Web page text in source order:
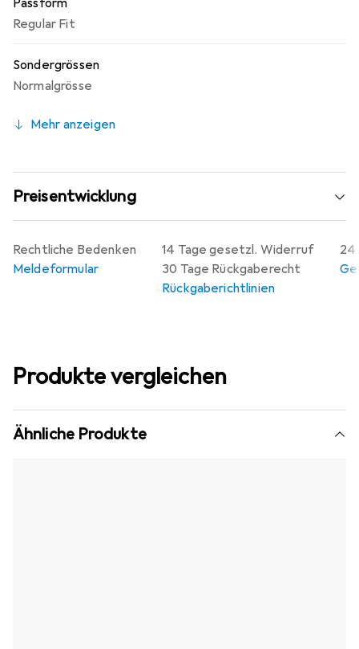
Passform
Regular Fit
Sondergrössen
Normalgrösse
Mehr anzeigen
Preisentwicklung
14 Tage gesetzl. Widerruf
30 Tage Rückgaberecht
Rückgaberichtlinien
24
Rechtliche Bedenken
Meldeformular
Produkte vergleichen
Ähnliche Produkte